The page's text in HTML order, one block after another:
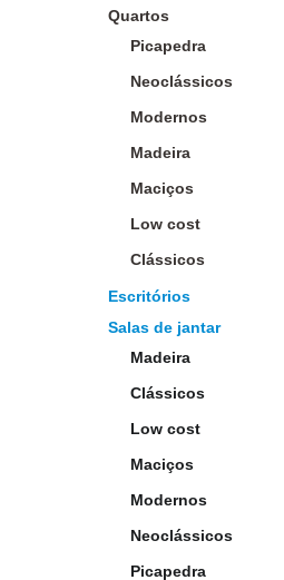
Quartos
Picapedra
Neoclássicos
Modernos
Madeira
Maciços
Low cost
Clássicos
Escritórios
Salas de jantar
Madeira
Clássicos
Low cost
Maciços
Modernos
Neoclássicos
Picapedra